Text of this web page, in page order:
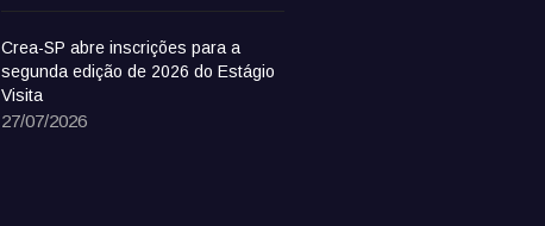
Crea-SP abre inscrições para a
segunda edição de 2026 do Estágio
Visita
27/07/2026